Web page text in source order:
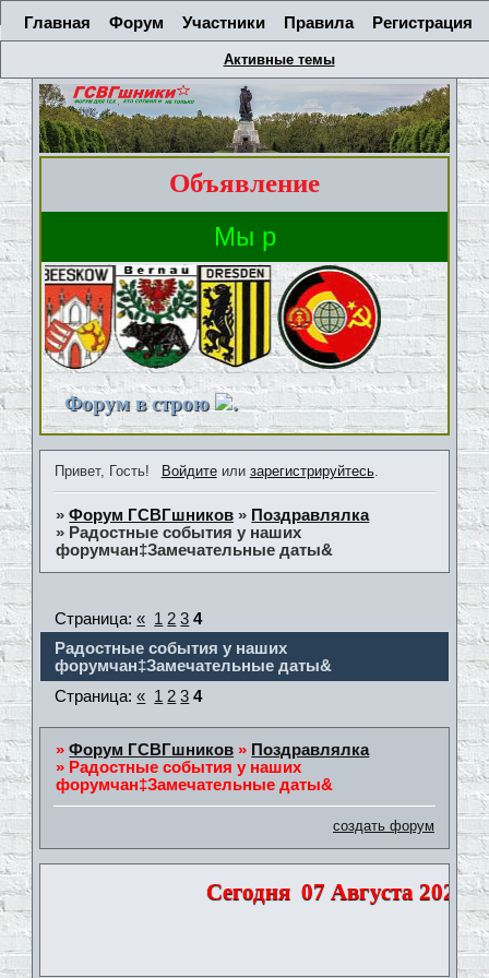
Главная Форум Участники Правила Регистрация
Активные темы
Объявление
Форум в строю .
Привет, Гость! Войдитеили зарегистрируйтесь.
»Форум ГСВГшников » Поздравлялка
» Радостные события у наших
форумчан‡Замечательные даты&
Радостные события у наших
форумчан‡Замечательные даты&
Страница:« 1 2 3 4
Страница:« 1 2 3 4
»Форум ГСВГшников » Поздравлялка
» Радостные события у наших
форумчан‡Замечательные даты&
создать форум
Сегодня 07 Августа 2026